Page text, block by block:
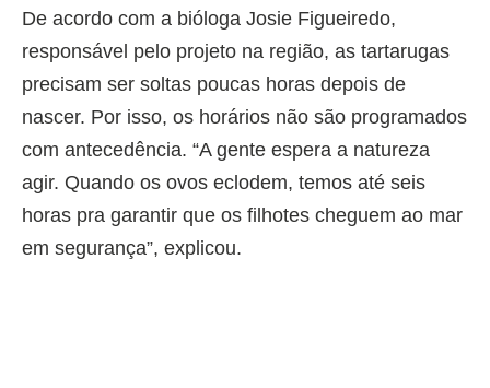
De acordo com a bióloga Josie Figueiredo,
responsável pelo projeto na região, as tartarugas
precisam ser soltas poucas horas depois de
nascer. Por isso, os horários não são programados
com antecedência. “A gente espera a natureza
agir. Quando os ovos eclodem, temos até seis
horas pra garantir que os filhotes cheguem ao mar
em segurança”, explicou.